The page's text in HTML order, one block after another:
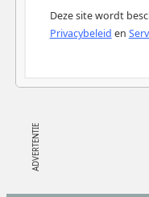
Deze site wordt
Privacybeleid en